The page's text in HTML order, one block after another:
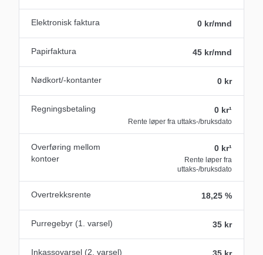
Elektronisk faktura 0 kr/mnd
Papirfaktura 45 kr/mnd
Nødkort/-kontanter 0 kr
Regningsbetaling 0 kr¹
Rente løper fra uttaks-/bruksdato
Overføring mellom
kontoer
0 kr¹
Rente løper fra
uttaks-/bruksdato
Overtrekksrente 18,25 %
Purregebyr (1. varsel) 35 kr
Inkassovarsel (2. varsel)